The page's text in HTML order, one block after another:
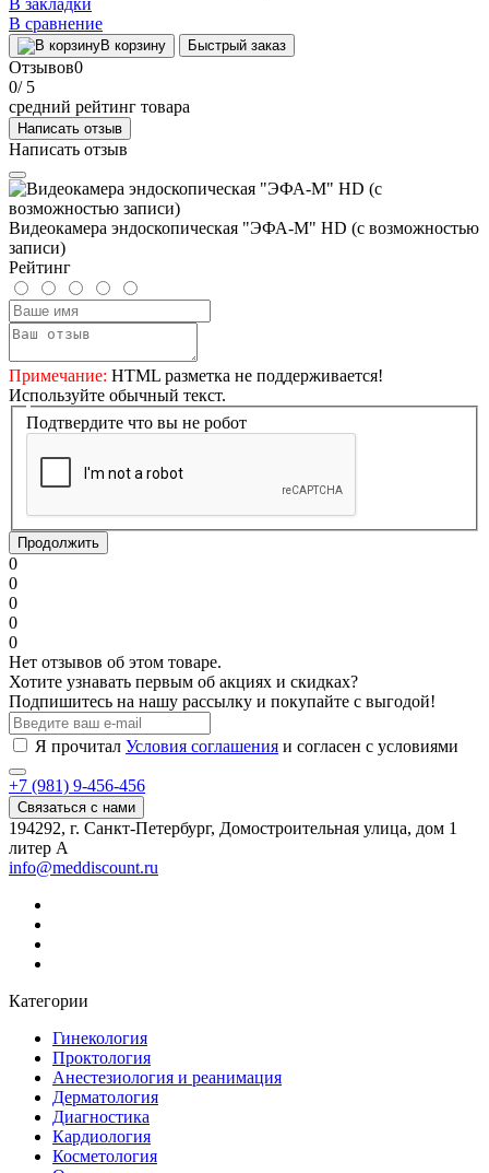
В сравнение
В корзину Быстрый заказ
Отзывов0
0/ 5
средний рейтинг товара
Написать отзыв
Написать отзыв
Видеокамера эндоскопическая "ЭФА-М" HD (с возможностью
записи)
Рейтинг
Примечание: HTML разметка не поддерживается!
Используйте обычный текст.
Подтвердите что вы не робот
Продолжить
0
0
0
0
0
Нет отзывов об этом товаре.
Хотите узнавать первым об акциях и скидках?
Подпишитесь на нашу рассылку и покупайте с выгодой!
Я прочитал Условия соглашения и согласен с условиями
+7 (981) 9-456-456
Связаться с нами
194292, г. Санкт-Петербург, Домостроительная улица, дом 1
литер А
info@meddiscount.ru
Категории
Гинекология
Проктология
Анестезиология и реанимация
Дерматология
Диагностика
Кардиология
Косметология